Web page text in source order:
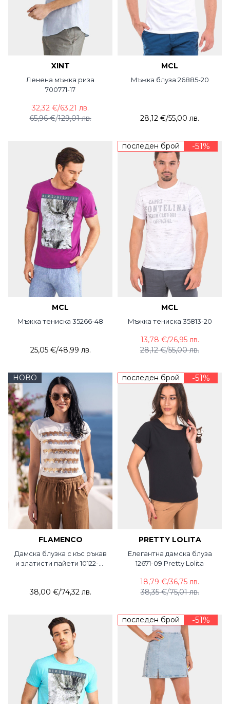
XINT
Ленена мъжка риза
700771-17
65,96 €/129,01 лв.
32,32 €/63,21 лв.
MCL
Мъжка блуза 26885-20
28,12 €/55,00 лв.
MCL
Мъжка тениска 35266-48
25,05 €/48,99 лв.
последен брой -51%
MCL
Мъжка тениска 35813-20
28,12 €/55,00 лв.
13,78 €/26,95 лв.
НОВО
FLAMENCO
Дамска блузка с къс ръкав
и златисти пайети 10122-01
38,00 €/74,32 лв.
последен брой -51%
PRETTY LOLITA
Елегантна дамска блуза
12671-09 Pretty Lolita
38,35 €/75,01 лв.
18,79 €/36,75 лв.
последен брой -51%